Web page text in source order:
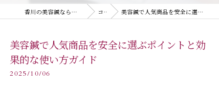
香川の美容鍼なら美容鍼灸サロン HALiNO コラム 美容鍼で人気商品を安全に選ぶポイントと効果的な使い方ガイド
美容鍼で人気商品を安全に選ぶポイントと効
果的な使い方ガイド
2025/10/06